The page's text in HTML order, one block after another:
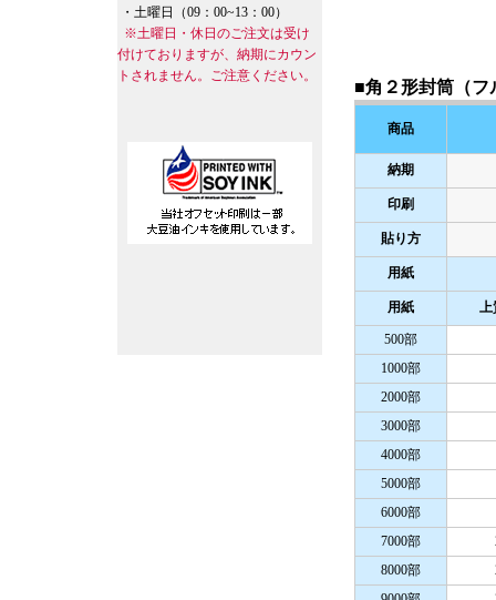
・土曜日（09：00~13：00）
※土曜日・休日のご注文は受け
付けておりますが、納期にカウン
トされません。ご注意ください。
■角２形封筒（フ
商品
納期
印刷
貼り方
用紙
用紙 上
500部
1000部
2000部
3000部
4000部
5000部
6000部
7000部
8000部